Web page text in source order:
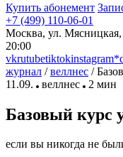
Купить абонемент
+7 (499) 110-06-01
Москва, ул. Мясницкая,
20:00
vkrutubetiktokinstagram*
журнал /веллнес /
11.09.
веллнес 2 мин
Базовый курс
если вы никогда не